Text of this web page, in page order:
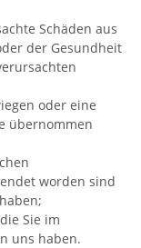
Schäden aus
der Gesundheit
oder eine
übernommen
worden sind
Sie im
uns haben.